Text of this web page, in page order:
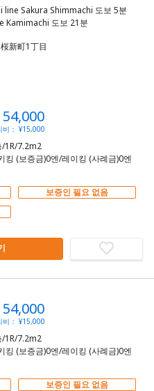
Sakura Shimmachi 도보 5분
新町1丁目
54,000
비： ¥15,000
/1R/7.2m2
킹 (보증금)0엔/레이킹 (사례금)0엔
보증인 필요 없음
54,000
비： ¥15,000
/1R/7.2m2
킹 (보증금)0엔/레이킹 (사례금)0엔
보증인 필요 없음